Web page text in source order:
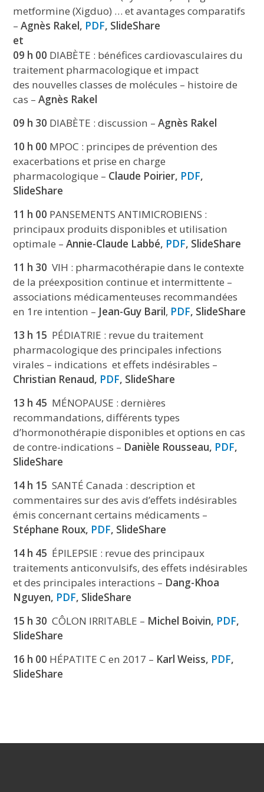
metformine (Xigduo) … et avantages comparatifs
–Agnès Rakel, PDF, SlideShare
et
09 h 00 DIABÈTE : bénéfices cardiovasculaires du
traitement pharmacologique et impact
des nouvelles classes de molécules – histoire de
cas –Agnès Rakel
09 h 30 DIABÈTE : discussion –Agnès Rakel
10 h 00 MPOC : principes de prévention des
exacerbations et prise en charge
pharmacologique – Claude Poirier, PDF,
SlideShare
11 h 00 PANSEMENTS ANTIMICROBIENS :
principaux produits disponibles et utilisation
optimale –Annie-Claude Labbé, PDF, SlideShare
11 h 30 VIH : pharmacothérapie dans le contexte
de la préexposition continue et intermittente –
associations médicamenteuses recommandées
en 1re intention – Jean-Guy Baril, PDF, SlideShare
13 h 15 PÉDIATRIE : revue du traitement
pharmacologique des principales infections
virales – indications et effets indésirables –
Christian Renaud, PDF, SlideShare
13 h 45 MÉNOPAUSE : dernières
recommandations, différents types
d’hormonothérapie disponibles et options en cas
de contre-indications – Danièle Rousseau, PDF,
SlideShare
14 h 15SANTÉ Canada : description et
commentaires sur des avis d’effets indésirables
émis concernant certains médicaments –
Stéphane Roux, PDF, SlideShare
14 h 45 ÉPILEPSIE : revue des principaux
traitements anticonvulsifs, des effets indésirables
et des principales interactions – Dang-Khoa
Nguyen, PDF, SlideShare
15 h 30CÔLON IRRITABLE – Michel Boivin, PDF,
SlideShare
16 h 00 HÉPATITE C en 2017 – Karl Weiss, PDF,
SlideShare